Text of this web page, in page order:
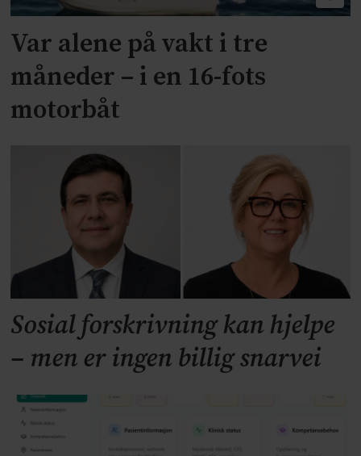
Var alene på vakt i tre
måneder – i en 16-fots
motorbåt
Sosial forskrivning kan hjelpe
– men er ingen billig snarvei